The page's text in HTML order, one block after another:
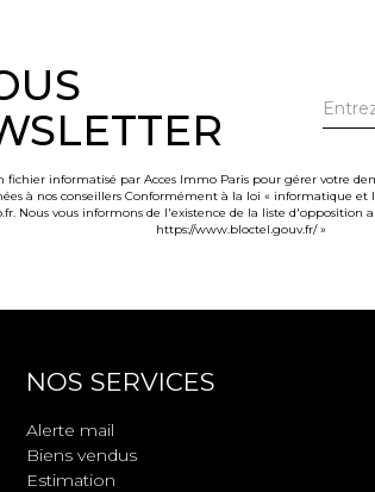
informatisé par Acces Immo Paris pour gérer votre
à nos conseillers Conformément à la loi « informatique
Nous vous informons de l'existence de la liste
https://www.bloctel.gouv.fr/»
NOS SERVICES
Alerte mail
Biens vendus
Estimation